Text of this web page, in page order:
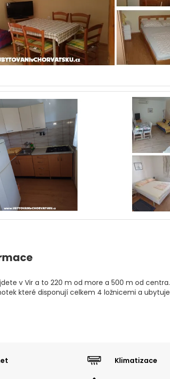
v Vir a to 220 m od more a 500 m od
které disponují celkem 4 ložnicemi a
Klimatizace